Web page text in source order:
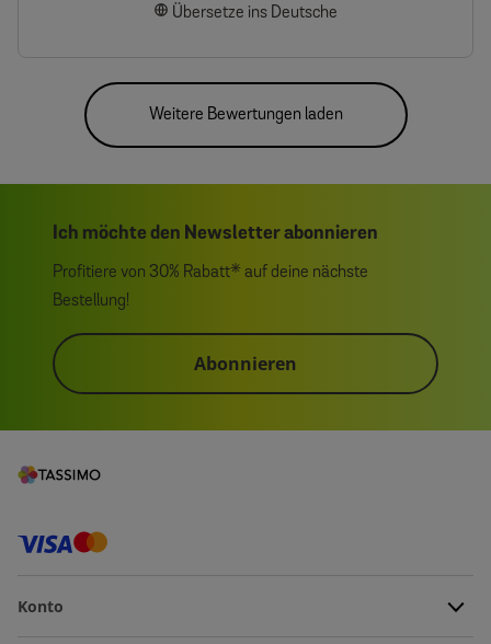
Übersetze ins Deutsche
Weitere Bewertungen laden
Ich möchte den Newsletter abonnieren
Profitiere von 30% Rabatt* auf deine nächste
Bestellung!
Abonnieren
Konto